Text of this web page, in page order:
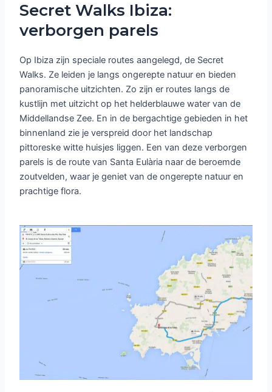
Secret Walks Ibiza:
verborgen parels
Op Ibiza zijn speciale routes aangelegd, de Secret
Walks. Ze leiden je langs ongerepte natuur en bieden
panoramische uitzichten. Zo zijn er routes langs de
kustlijn met uitzicht op het helderblauwe water van de
Middellandse Zee. En in de bergachtige gebieden in het
binnenland zie je verspreid door het landschap
pittoreske witte huisjes liggen. Een van deze verborgen
parels is de route van Santa Eulària naar de beroemde
zoutvelden, waar je geniet van de ongerepte natuur en
prachtige flora.